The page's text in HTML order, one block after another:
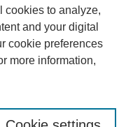
cookies to analyze,
and your digital
cookie preferences
more information,